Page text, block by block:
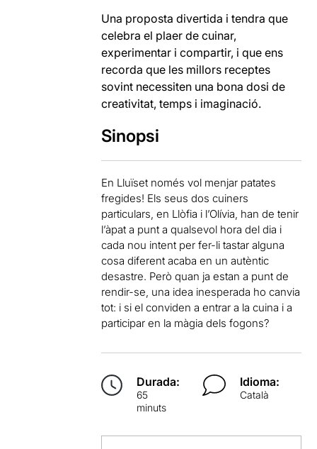
Una proposta divertida i tendra que
celebra el plaer de cuinar,
experimentar i compartir, i que ens
recorda que les millors receptes
sovint necessiten una bona dosi de
creativitat, temps i imaginació.
Sinopsi
En Lluïset només vol menjar patates
fregides! Els seus dos cuiners
particulars, en Llòfia i l’Olívia, han de tenir
l’àpat a punt a qualsevol hora del dia i
cada nou intent per fer-li tastar alguna
cosa diferent acaba en un autèntic
desastre. Però quan ja estan a punt de
rendir-se, una idea inesperada ho canvia
tot: i si el conviden a entrar a la cuina i a
participar en la màgia dels fogons?
Durada:
65
minuts
Idioma:
Català